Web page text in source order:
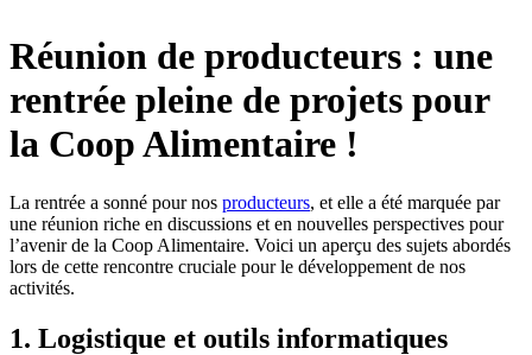
Réunion de producteurs : une
rentrée pleine de projets pour
la Coop Alimentaire !
La rentrée a sonné pour nos producteurs, et elle a été marquée par
une réunion riche en discussions et en nouvelles perspectives pour
l’avenir de la Coop Alimentaire. Voici un aperçu des sujets abordés
lors de cette rencontre cruciale pour le développement de nos
activités.
1. Logistique et outils informatiques